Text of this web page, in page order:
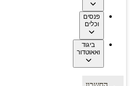
פנסים
וכלים
ביגוד
ואאוטדור